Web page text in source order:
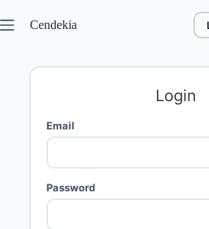
Cendekia
Login
Email
Password